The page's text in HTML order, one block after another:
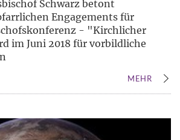
Schwarz betont
Engagements für
- "Kirchlicher
im Juni 2018 für vorbildliche
MEHR